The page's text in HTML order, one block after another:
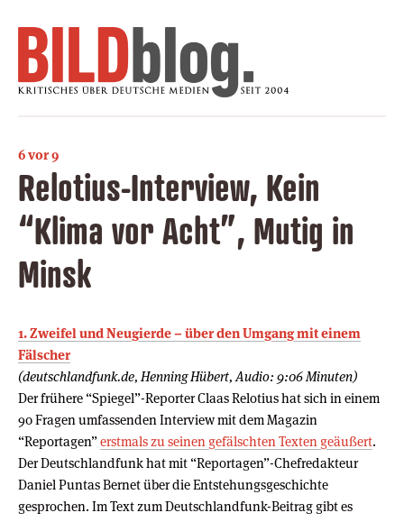
6 vor 9
Relotius-Interview, Kein
“Klima vor Acht”, Mutig in
Minsk
1. Zweifel und Neugierde – über den Umgang mit einem
Fälscher
(deutschlandfunk.de, Henning Hübert, Audio: 9:06 Minuten)
Der frühere “Spiegel”-Reporter Claas Relotius hat sich in einem
90 Fragen umfassenden Interview mit dem Magazin
“Reportagen”erstmals zu seinen gefälschten Texten geäußert.
Der Deutschlandfunk hat mit “Reportagen”-Chefredakteur
Daniel Puntas Bernet über die Entstehungsgeschichte
gesprochen. Im Text zum Deutschlandfunk-Beitrag gibt es